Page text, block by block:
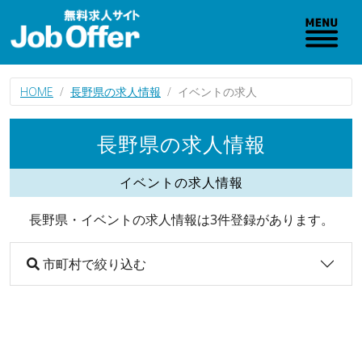
HOME 長野県の求人情報 イベントの求人
長野県の求人情報
イベントの求人情報
長野県・イベントの求人情報は3件登録があります。
市町村で絞り込む